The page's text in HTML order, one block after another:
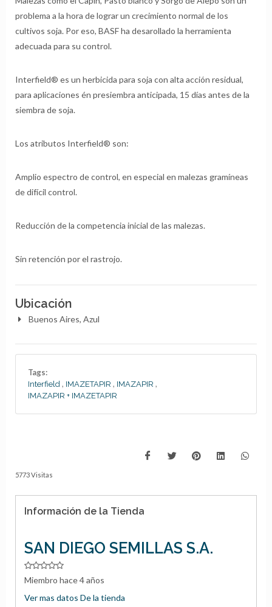
problema a la hora de lograr un crecimiento normal de los
cultivos soja. Por eso, BASF ha desarollado la herramienta
adecuada para su control.
Interfield® es un herbicida para soja con alta acción residual,
para aplicaciones én presiembra anticipada, 15 días antes de la
siembra de soja.
Los atributos Interfield® son:
Amplio espectro de control, en especial en malezas gramíneas
de difícil control.
Reducción de la competencia inicial de las malezas.
Sin retención por el rastrojo.
Ubicación
Buenos Aires, Azul
Tags:
Interfield , IMAZETAPIR , IMAZAPIR ,
IMAZAPIR + IMAZETAPIR
5773 Visitas
Información de la Tienda
SAN DIEGO SEMILLAS S.A.
Miembro hace 4 años
Ver mas datos De la tienda